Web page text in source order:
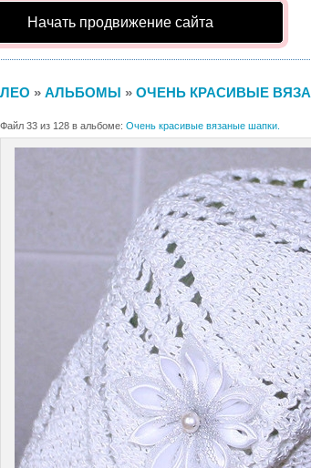
Начать продвижение сайта
ЛЕО » АЛЬБОМЫ » ОЧЕНЬ КРАСИВЫЕ
Файл 33 из 128 в альбоме: Очень красивые вязаные шапки.